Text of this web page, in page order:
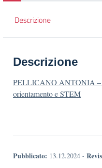
Descrizione
Descrizione
PELLICANO ANTONIA –
orientamento e STEM
Pubblicato: 13.12.2024 -